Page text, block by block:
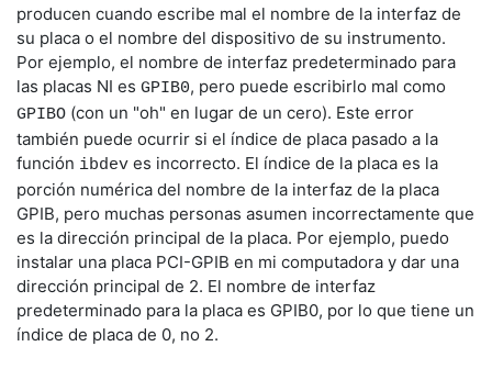
producen cuando escribe mal el nombre de la interfaz de
su placa o el nombre del dispositivo de su instrumento.
Por ejemplo, el nombre de interfaz predeterminado para
las placas NI es GPIB0, pero puede escribirlo mal como
GPIBO (con un "oh" en lugar de un cero). Este error
también puede ocurrir si el índice de placa pasado a la
función ibdev es incorrecto. El índice de la placa es la
porción numérica del nombre de la interfaz de la placa
GPIB, pero muchas personas asumen incorrectamente que
es la dirección principal de la placa. Por ejemplo, puedo
instalar una placa PCI-GPIB en mi computadora y dar una
dirección principal de 2. El nombre de interfaz
predeterminado para la placa es GPIB0, por lo que tiene un
índice de placa de 0, no 2.